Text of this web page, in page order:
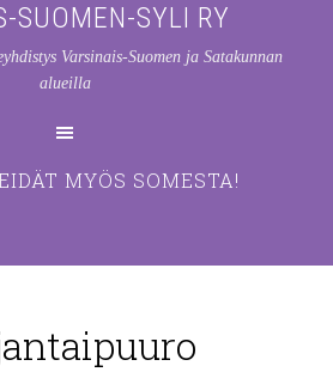
SUOMEN-SYLI RY
Varsinais-Suomen ja Satakunnan
alueilla
MYÖS SOMESTA!